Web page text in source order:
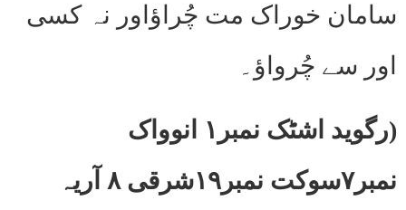
سامان خوراک مت چُراؤاور نہ کسی
اور سے چُرواؤ۔
(رگوید اشٹک نمبر۱ انوواک
نمبر۷سوکت نمبر۱۹شرقی ۸ آریہ